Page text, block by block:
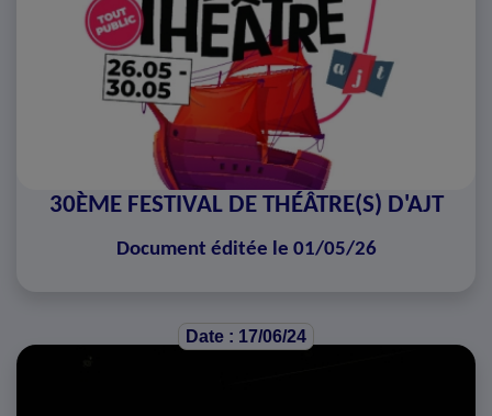
30ÈME FESTIVAL DE THÉÂTRE(S) D'AJT
Document éditée le 01/05/26
Date : 17/06/24